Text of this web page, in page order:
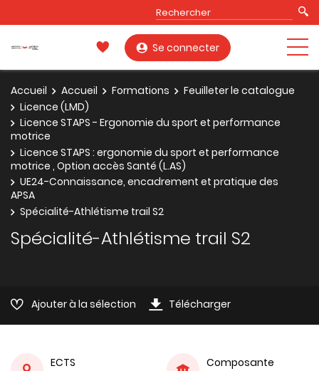
Se connecter
Accueil Accueil Formations
Feuilleter le catalogue
Licence (LMD)
Licence STAPS - Ergonomie du sport et performance
motrice
Licence STAPS : ergonomie du sport et performance
motrice , Option accès Santé (L.AS)
UE24-Connaissance, encadrement et pratique des
APSA
Spécialité-Athlétisme trail S2
Spécialité-Athlétisme trail S2
Ajouter à la sélection Télécharger
ECTS
Composante